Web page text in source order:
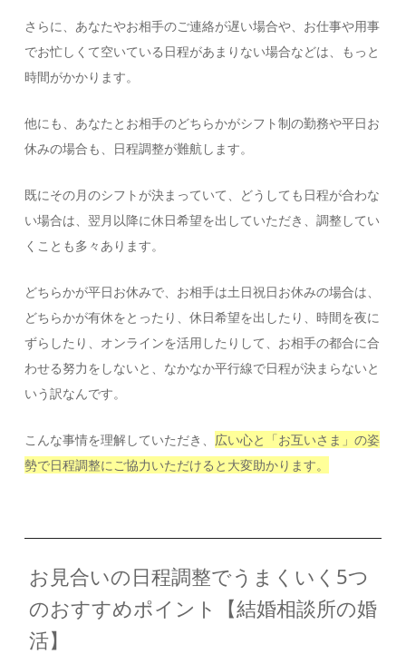
さらに、あなたやお相手のご連絡が遅い場合や、お仕事や用事
でお忙しくて空いている日程があまりない場合などは、もっと
時間がかかります。
他にも、あなたとお相手のどちらかがシフト制の勤務や平日お
休みの場合も、日程調整が難航します。
既にその月のシフトが決まっていて、どうしても日程が合わな
い場合は、翌月以降に休日希望を出していただき、調整してい
くことも多々あります。
どちらかが平日お休みで、お相手は土日祝日お休みの場合は、
どちらかが有休をとったり、休日希望を出したり、時間を夜に
ずらしたり、オンラインを活用したりして、お相手の都合に合
わせる努力をしないと、なかなか平行線で日程が決まらないと
いう訳なんです。
こんな事情を理解していただき、 広い心と「お互いさま」の姿
勢で日程調整にご協力いただけると大変助かります。
お見合いの日程調整でうまくいく5つ
のおすすめポイント【結婚相談所の婚
活】